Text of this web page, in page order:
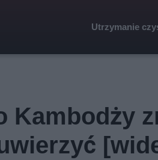
Utrzymanie